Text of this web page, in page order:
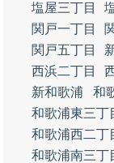
塩屋三丁目
関戸一丁目
関戸五丁目
西浜二丁目
新和歌浦
和
和歌浦東三丁
和歌浦西二丁
和歌浦南三丁